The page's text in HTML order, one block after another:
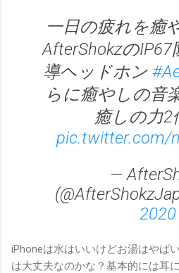
一日の疲れを癒
AfterShokzの
導ヘッドホン
らに癒やしの音
癒しの力
pic.twitter.com/
—
2020
iPhoneは水はいいけどお湯はやば
は大丈夫なのかな？基本的には耳